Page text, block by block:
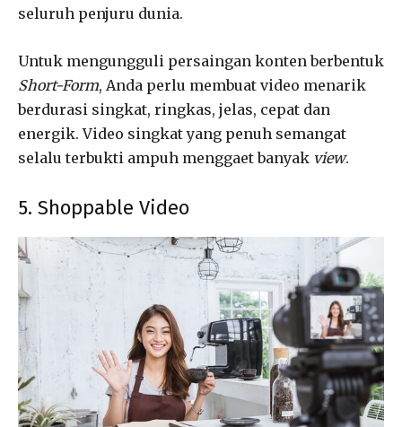
seluruh penjuru dunia.
Untuk mengungguli persaingan konten berbentuk
Short-Form, Anda perlu membuat video menarik
berdurasi singkat, ringkas, jelas, cepat dan
energik. Video singkat yang penuh semangat
selalu terbukti ampuh menggaet banyak view.
5. Shoppable Video